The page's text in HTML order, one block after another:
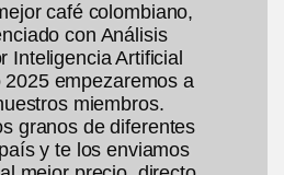
café colombiano,
con Análisis
Inteligencia Artificial
2025 empezaremos a
miembros.
granos de diferentes
y te los enviamos